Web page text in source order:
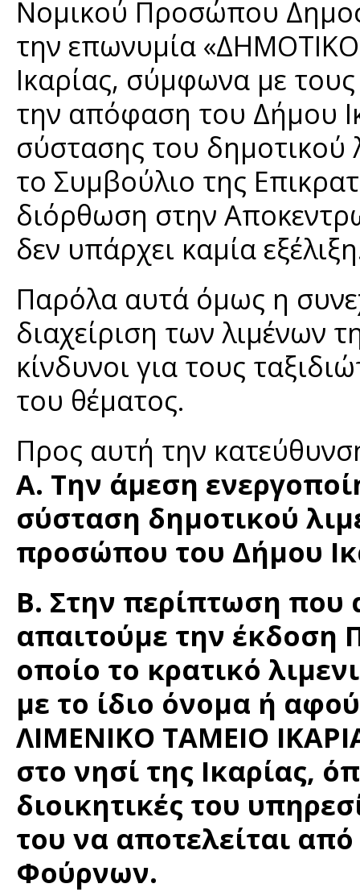
Νομικού Προσώπου
την επωνυμία
Ικαρίας, σύμφωνα με
την απόφαση του Δήμου
σύστασης του δημοτικού
το Συμβούλιο της
διόρθωση στην
δεν υπάρχει καμία
Παρόλα αυτά όμως η
διαχείριση των λιμένων
κίνδυνοι για τους
του θέματος.
Προς αυτή την
Α. Την άμεση
σύσταση δημοτικού
προσώπου του Δήμου
Β. Στην περίπτωση που
απαιτούμε την έκδοση
οποίο το κρατικό
με το ίδιο όνομα ή
ΛΙΜΕΝΙΚΟ ΤΑΜΕΙΟ
στο νησί της Ικαρίας,
διοικητικές του
του να αποτελείται
Φούρνων.